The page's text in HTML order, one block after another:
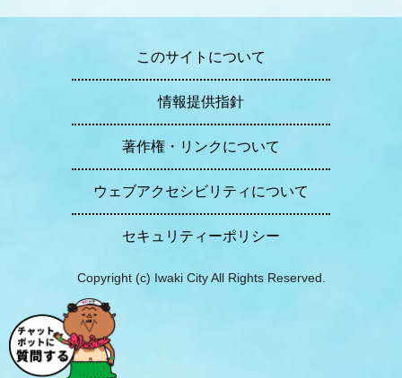
このサイトについて
情報提供指針
著作権・リンクについて
ウェブアクセシビリティについて
セキュリティーポリシー
Copyright (c) Iwaki City All Rights Reserved.